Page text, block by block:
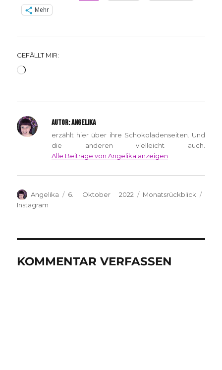
Mehr
GEFÄLLT MIR:
Wird
AUTOR:ANGELIKA
erzählt hier über ihre Schokoladenseiten. Und
die anderen vielleicht auch.
Alle Beiträge von Angelika anzeigen
Autor
Angelika
Veröffentlicht
6. Oktober 2022 Kategorien
Monatsrückblick
Instagram
KOMMENTAR VERFASSEN